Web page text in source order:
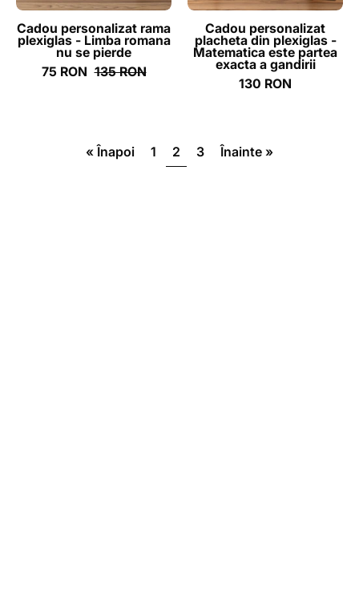
nu
se
pierde
Cadou personalizat rama
plexiglas - Limba romana
nu se pierde
75 RON 135 RON
este
partea
exacta
a
gandirii
Cadou personalizat
placheta din plexiglas -
Matematica este partea
exacta a gandirii
130 RON
« Înapoi 1 2 3 Înainte »